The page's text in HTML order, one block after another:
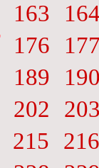
163
176
189
202
215
216